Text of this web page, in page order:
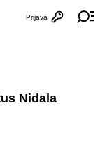
Otvori
Prijava
Nidala